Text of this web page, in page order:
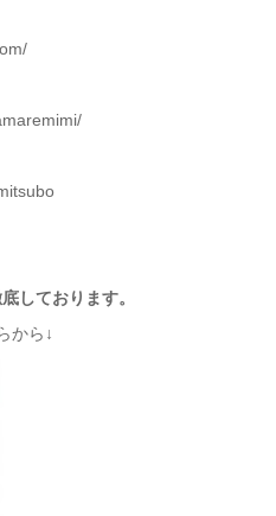
しております。
から↓